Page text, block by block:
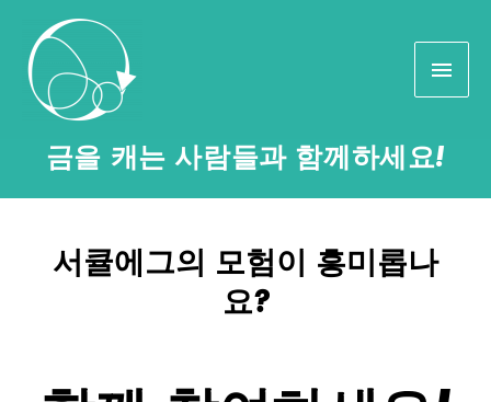
금을 캐는 사람들과 함께하세요!
서큘에그의 모험이 흥미롭나
요?